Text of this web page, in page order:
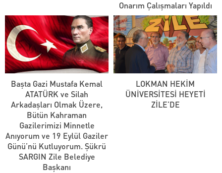
Onarım Çalışmaları Yapıldı
Başta Gazi Mustafa Kemal
ATATÜRK ve Silah
Arkadaşları Olmak Üzere,
Bütün Kahraman
Gazilerimizi Minnetle
Anıyorum ve 19 Eylül Gaziler
Günü’nü Kutluyorum. Şükrü
SARGIN Zile Belediye
Başkanı
LOKMAN HEKİM
ÜNİVERSİTESİ HEYETİ
ZİLE’DE